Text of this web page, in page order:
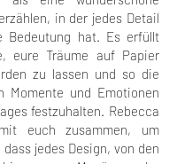
in der jedes Detail
Bedeutung hat. Es erfüllt
eure Träume auf Papier
zu lassen und so die
Momente und Emotionen
festzuhalten. Rebecca
euch zusammen, um
jedes Design, von den